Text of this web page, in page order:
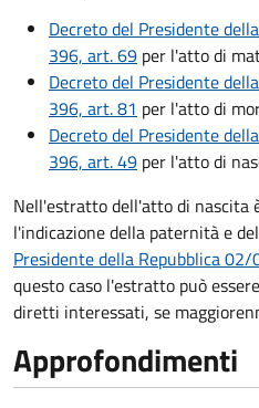
Decreto del Presidente
396, art. 69 per l'atto di
Decreto del Presidente
396, art. 81 per l'atto di
Decreto del Presidente
396, art. 49 per l'atto di
Nell'estratto dell'atto di nascita
l'indicazione della paternità e
Presidente della Repubblica
questo caso l'estratto può
diretti interessati, se
Approfondimenti